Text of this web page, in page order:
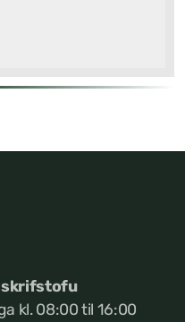
skrifstofu
kl. 08:00 til 16:00